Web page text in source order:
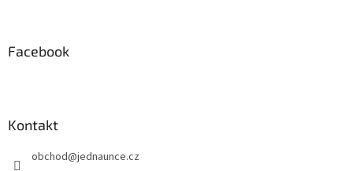
Facebook
Kontakt
obchod@jednaunce.cz